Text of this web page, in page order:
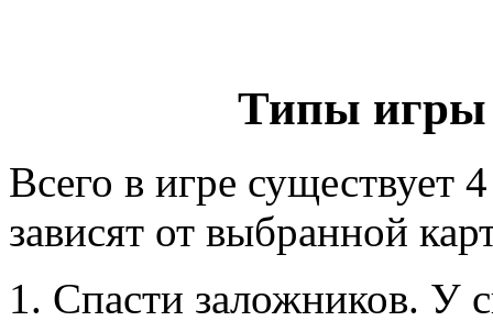
Типы игры
Всего в игре существует
зависят от выбранной
Спасти заложников. У